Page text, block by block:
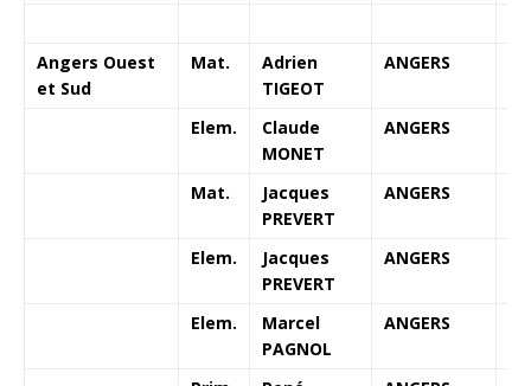
Angers Ouest
et Sud
Mat.
Adrien
TIGEOT
ANGERS
Elem.
Claude
MONET
ANGERS
Mat.
Jacques
PREVERT
ANGERS
Elem.
Jacques
PREVERT
ANGERS
Elem.
Marcel
PAGNOL
ANGERS